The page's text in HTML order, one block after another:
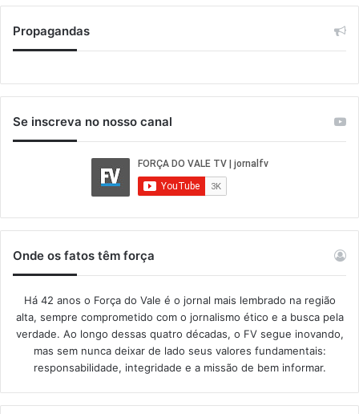
Propagandas
Se inscreva no nosso canal
Onde os fatos têm força
Há 42 anos o Força do Vale é o jornal mais lembrado na região
alta, sempre comprometido com o jornalismo ético e a busca pela
verdade. Ao longo dessas quatro décadas, o FV segue inovando,
mas sem nunca deixar de lado seus valores fundamentais:
responsabilidade, integridade e a missão de bem informar.​